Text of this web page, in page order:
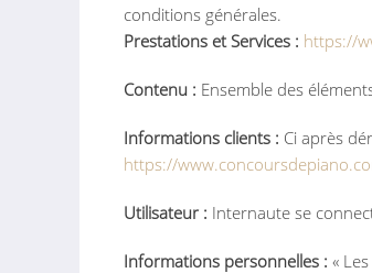
conditions générales.
Prestations et Services : https://
Contenu : Ensemble des
Informations clients : Ci après
https://
Utilisateur : Internaute se
Informations personnelles : «